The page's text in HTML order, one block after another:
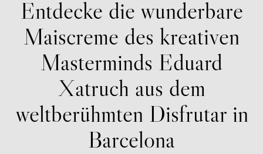
Entdecke die wunderbare
Maiscreme des kreativen
Masterminds Eduard
Xatruch aus dem
weltberühmten Disfrutar in
Barcelona